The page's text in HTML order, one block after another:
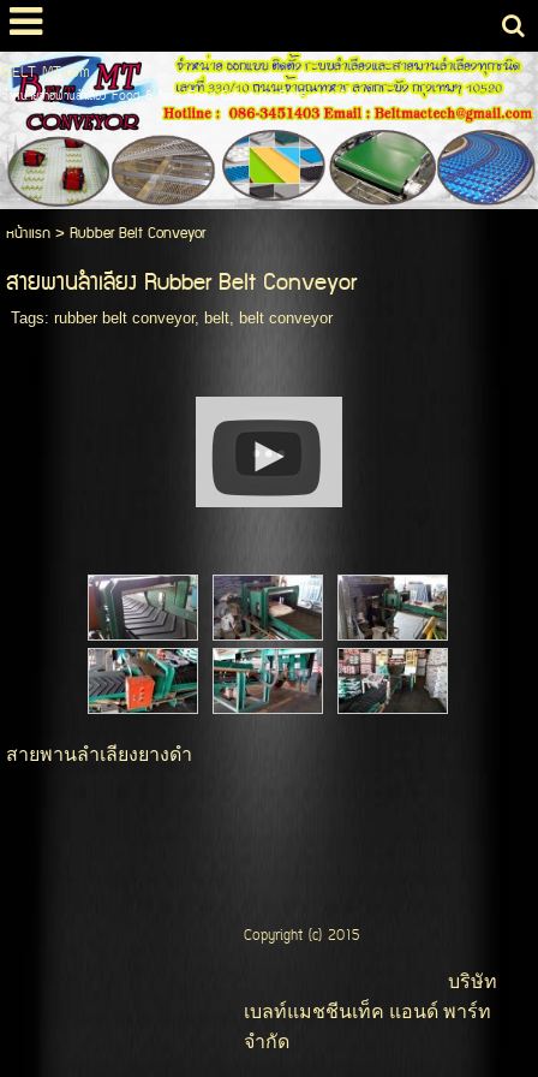
BELT MT.com
จำหน่ายสายพานลำเลียง Food & Non Food Conveyor Belts เคร่องจักรอุตสาหกรรม
หน้าแรก>Rubber Belt Conveyor
สายพานลำเลียง Rubber Belt Conveyor
Tags: rubber belt conveyor, belt, belt conveyor
สายพานลำเลียงยางดำ
Copyright (c) 2015
บริษัท
เบลท์แมชชีนเท็ค แอนด์ พาร์ท
จำกัด